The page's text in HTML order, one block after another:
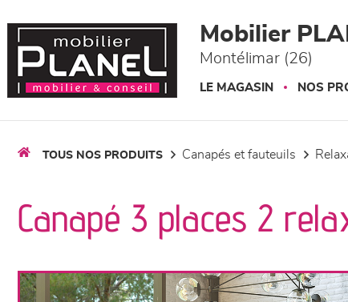
Mobilier
Montélimar (26)
LE MAGASIN NOS
TOUS NOS PRODUITS canapés et fauteuils
Canapé 3 places 2